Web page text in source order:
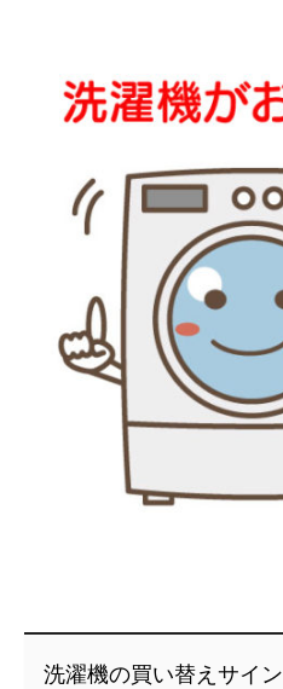
洗濯機の買い替えサイン